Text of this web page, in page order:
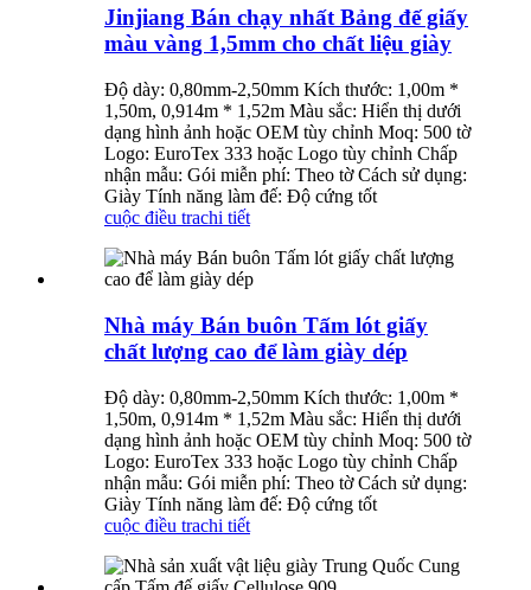
Jinjiang Bán chạy nhất Bảng đế giấy
màu vàng 1,5mm cho chất liệu giày
Độ dày: 0,80mm-2,50mm Kích thước: 1,00m *
1,50m, 0,914m * 1,52m Màu sắc: Hiển thị dưới
dạng hình ảnh hoặc OEM tùy chỉnh Moq: 500 tờ
Logo: EuroTex 333 hoặc Logo tùy chỉnh Chấp
nhận mẫu: Gói miễn phí: Theo tờ Cách sử dụng:
Giày Tính năng làm đế: Độ cứng tốt
cuộc điều trachi tiết
Nhà máy Bán buôn Tấm lót giấy
chất lượng cao để làm giày dép
Độ dày: 0,80mm-2,50mm Kích thước: 1,00m *
1,50m, 0,914m * 1,52m Màu sắc: Hiển thị dưới
dạng hình ảnh hoặc OEM tùy chỉnh Moq: 500 tờ
Logo: EuroTex 333 hoặc Logo tùy chỉnh Chấp
nhận mẫu: Gói miễn phí: Theo tờ Cách sử dụng:
Giày Tính năng làm đế: Độ cứng tốt
cuộc điều trachi tiết